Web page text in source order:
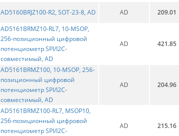
AD5160BRJZ100-R2, SOT-23-8, AD AD 209.01
AD5161BRMZ10-RL7, 10-MSOP,
256-позиционный цифровой
потенциометр SPI/I2C-
совместимый, AD
AD 421.85
AD5161BRMZ100, 10-MSOP, 256-
позиционный цифровой
потенциометр SPI/I2C-
совместимый, AD
AD 204.96
AD5161BRMZ100-RL7, MSOP10,
256-позиционный цифровой
потенциометр SPI/I2C-
AD 215.16